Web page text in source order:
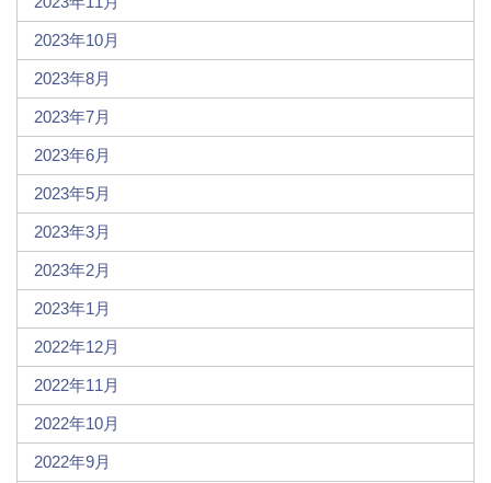
2023年10月
2023年8月
2023年7月
2023年6月
2023年5月
2023年3月
2023年2月
2023年1月
2022年12月
2022年11月
2022年10月
2022年9月